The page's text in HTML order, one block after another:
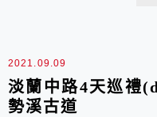
2021.09.09
淡蘭中路4天巡禮
勢溪古道